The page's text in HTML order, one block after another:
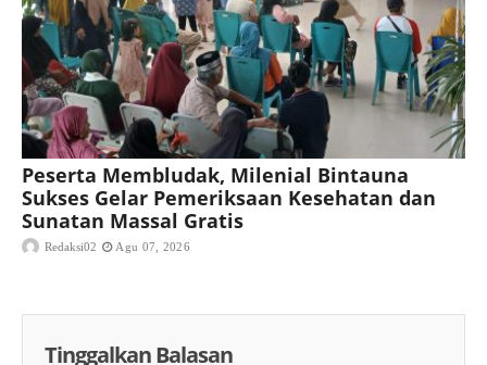
Peserta Membludak, Milenial Bintauna
Sukses Gelar Pemeriksaan Kesehatan dan
Sunatan Massal Gratis
Redaksi02 Agu 07, 2026
Tinggalkan Balasan